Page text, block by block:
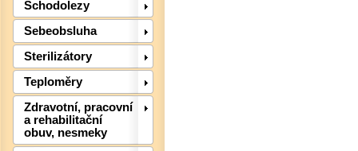
Schodolezy
Sebeobsluha
Sterilizátory
Teploměry
Zdravotní, pracovní
a rehabilitační
obuv, nesmeky